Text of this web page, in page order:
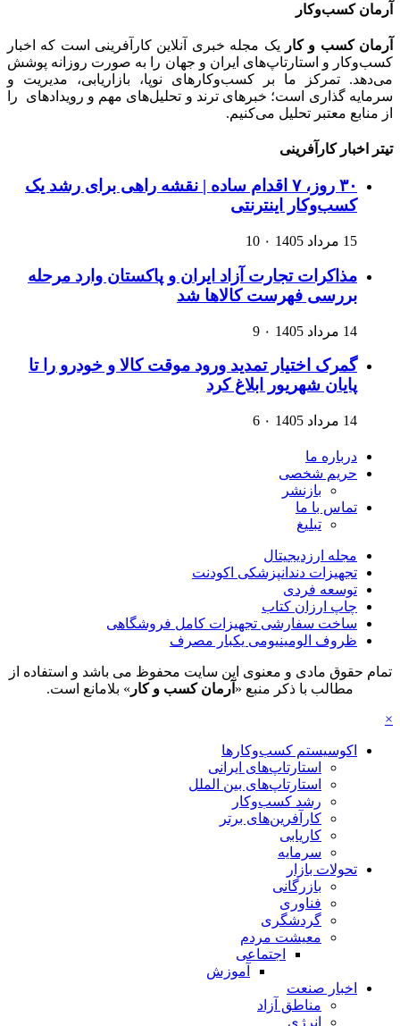
آرمان کسب‌وکار
آرمان کسب و کار
یک مجله خبری آنلاین کارآفرینی است که اخبار
کسب‌وکار و استارتاپ‌های ایران و جهان را به صورت روزانه پوشش
می‌دهد. تمرکز ما بر کسب‌وکارهای نوپا، بازاریابی، مدیریت و
سرمایه گذاری است؛ خبرهای ترند و تحلیل‌های مهم و رویدادهای را
از منابع معتبر تحلیل می‌کنیم.
تیتر اخبار کارآفرینی
۳۰ روز، ۷ اقدام ساده | نقشه راهی برای رشد یک
کسب‌وکار اینترنتی
15 مرداد 1405 ۰ 10
مذاکرات تجارت آزاد ایران و پاکستان وارد مرحله
بررسی فهرست کالاها شد
14 مرداد 1405 ۰ 9
گمرک اختیار تمدید ورود موقت کالا و خودرو را تا
پایان شهریور ابلاغ کرد
14 مرداد 1405 ۰ 6
درباره ما
حریم شخصی
بازنشر
تماس با ما
تبلیغ
مجله ارزدیجیتال
تجهیزات دندانپزشکی اکودنت
توسعه فردی
چاپ ارزان کتاب
ساخت سفارشی تجهیزات کامل فروشگاهی
ظروف الومینیومی یکبار مصرف
تمام حقوق مادی و معنوی این سایت محفوظ می باشد و استفاده از
مطالب با ذکر منبع « آرمان کسب و کار » بلامانع است.
×
اکوسیستم کسب‌وکارها
استارتاپ‌های ایرانی
استارتاپ‌های بین الملل
رشد کسب‌وکار
کارآفرین‌های برتر
کاریابی
سرمایه
تحولات بازار
بازرگانی
فناوری
گردشگری
معیشت مردم
اجتماعی
آموزش
اخبار صنعت
مناطق آزاد
انرژی